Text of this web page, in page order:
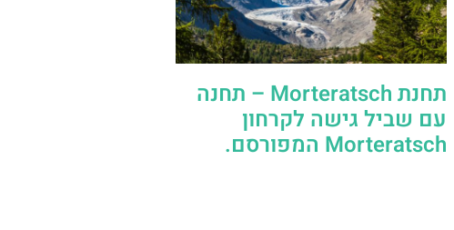
תחנת Morteratsch – תחנה
עם שביל גישה לקרחון
Morteratsch המפורסם.